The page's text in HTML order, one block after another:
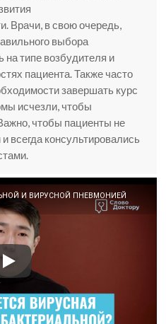
Врачи, в свою очередь,
выбора
на типе возбудителя и
пациента. Также часто
завершать курс
исчезли, чтобы
чтобы пациенты не
всегда консультировались
И ВИРУСНОЙ ПНЕВМОНИЕЙ